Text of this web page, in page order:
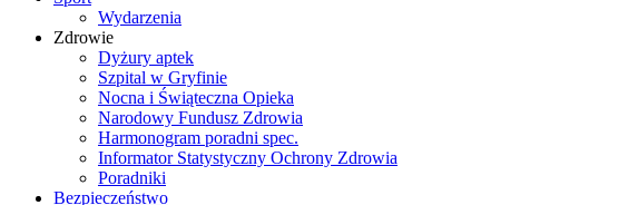
Wydarzenia
Zdrowie
Dyżury aptek
Szpital w Gryfinie
Nocna i Świąteczna Opieka
Narodowy Fundusz Zdrowia
Harmonogram poradni spec.
Informator Statystyczny Ochrony Zdrowia
Poradniki
Bezpieczeństwo